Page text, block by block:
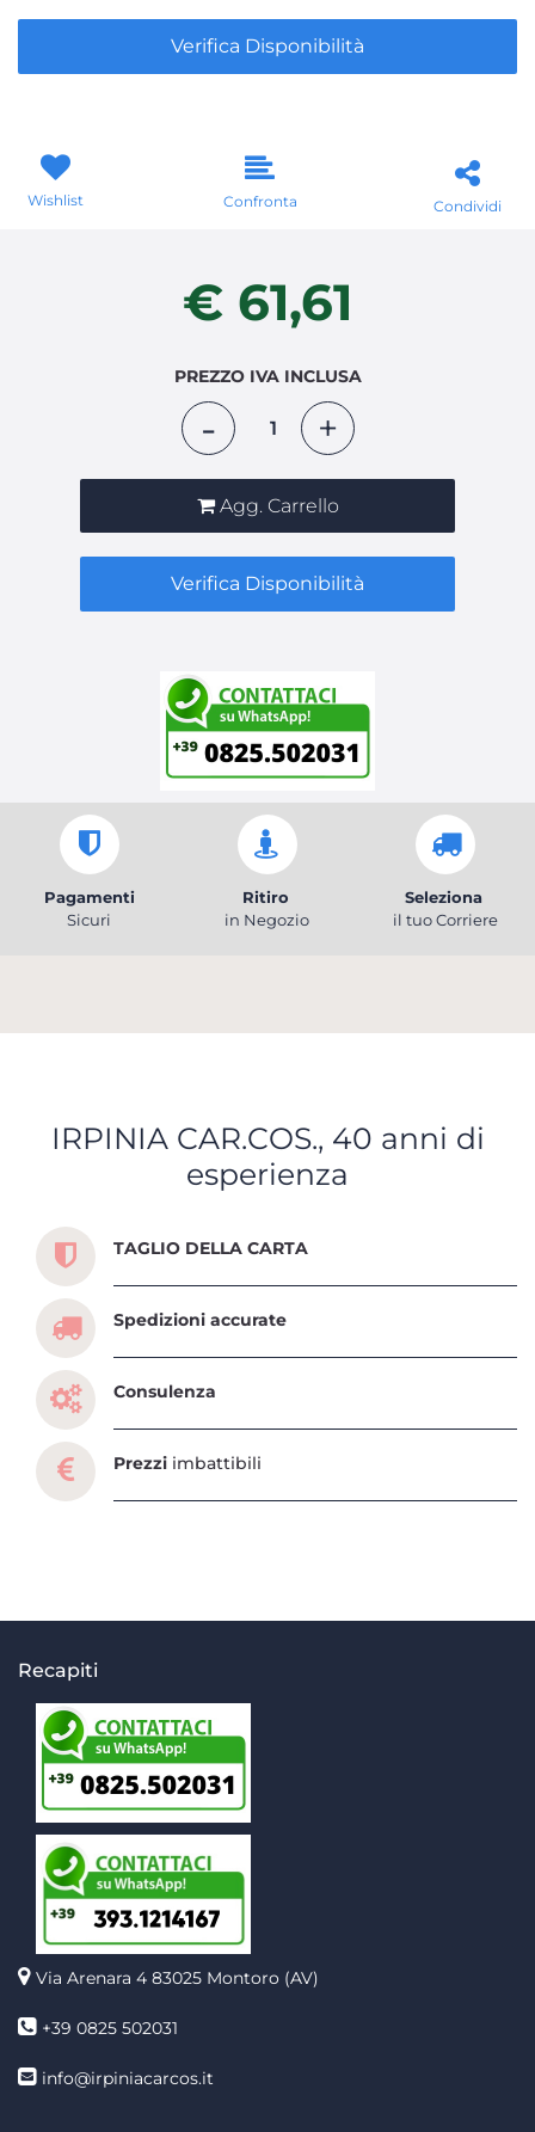
Verifica Disponibilità
Wishlist Confronta Condividi
€ 61,61
PREZZO IVA INCLUSA
Agg. Carrello
Verifica Disponibilità
Pagamenti
Sicuri
Ritiro
in Negozio
Seleziona
il tuo Corriere
IRPINIA CAR.COS., 40 anni di
esperienza
Scopri tutti i servizi che ti abbiamo dedicato
TAGLIO DELLA CARTA
Spedizioni accurate
Consulenza
Prezzi imbattibili
Recapiti
Via Arenara 4 83025 Montoro (AV)
+39 0825 502031
info@irpiniacarcos.it